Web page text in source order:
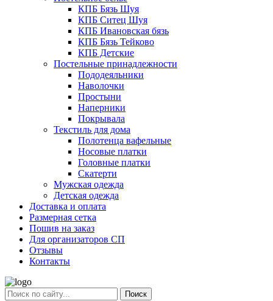
КПБ Бязь Шуя
КПБ Ситец Шуя
КПБ Ивановская бязь
КПБ Бязь Тейково
КПБ Детские
Постельные принадлежности
Пододеяльники
Наволочки
Простыни
Наперники
Покрывала
Текстиль для дома
Полотенца вафельные
Носовые платки
Головные платки
Скатерти
Мужская одежда
Детская одежда
Доставка и оплата
Размерная сетка
Пошив на заказ
Для организаторов СП
Отзывы
Контакты